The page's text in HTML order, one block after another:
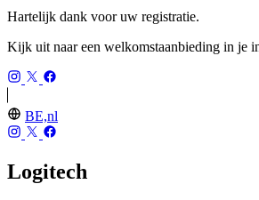
Hartelijk dank voor uw registratie.
Kijk uit naar een welkomstaanbieding in je
BE,nl
Logitech